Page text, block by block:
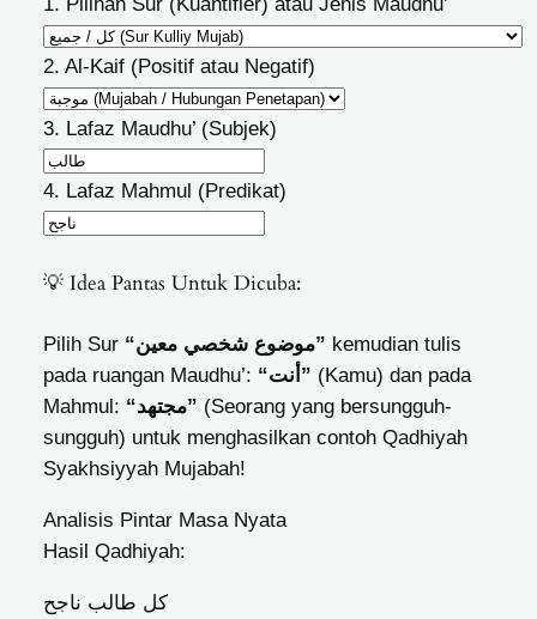
2. Al-Kaif (Positif atau Negatif)
3. Lafaz Maudhu’ (Subjek)
4. Lafaz Mahmul (Predikat)
💡 Idea Pantas Untuk Dicuba:
Pilih Sur “موضوع شخصي معين” kemudian tulis
pada ruangan Maudhu’:
“أنت” (Kamu) dan pada
Mahmul:
“مجتهد” (Seorang yang bersungguh-
sungguh) untuk menghasilkan contoh Qadhiyah
Syakhsiyyah Mujabah!
Analisis Pintar Masa Nyata
Hasil Qadhiyah:
كل طالب ناجح